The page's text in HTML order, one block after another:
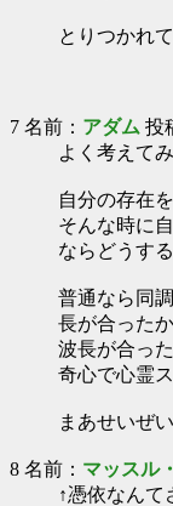
とりつかれ
7 名前： アダム 投
よく考えて
自分の存在
そんな時に
ならどうす
普通なら同
長が合った
波長が合っ
奇心で心霊
まあせいぜ
8 名前： マッスル
↑憑依なん